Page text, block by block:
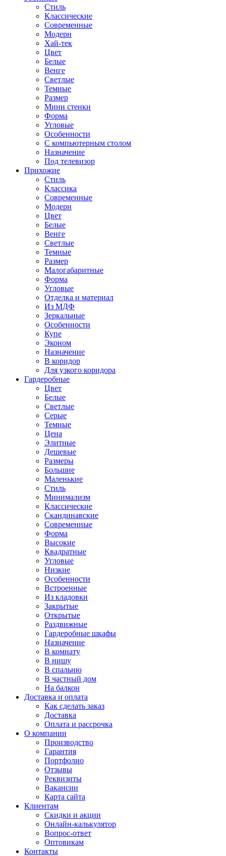
Стиль
Классические
Современные
Модерн
Хай-тек
Цвет
Белые
Венге
Светлые
Темные
Размер
Мини стенки
Форма
Угловые
Особенности
С компьютерным столом
Назначение
Под телевизор
Прихожие
Стиль
Классика
Современные
Модерн
Цвет
Белые
Венге
Светлые
Темные
Размер
Малогабаритные
Форма
Угловые
Отделка и материал
Из МДФ
Зеркальные
Особенности
Купе
Эконом
Назначение
В коридор
Для узкого коридора
Гардеробные
Цвет
Белые
Светлые
Серые
Темные
Цена
Элитные
Дешевые
Размеры
Большие
Маленькие
Стиль
Минимализм
Классические
Скандинавские
Современные
Форма
Высокие
Квадратные
Угловые
Низкие
Особенности
Встроенные
Из кладовки
Закрытые
Открытые
Раздвижные
Гардеробные шкафы
Назначение
В комнату
В нишу
В спальню
В частный дом
На балкон
Доставка и оплата
Как сделать заказ
Доставка
Оплата и рассрочка
О компании
Производство
Гарантия
Портфолио
Отзывы
Реквизиты
Вакансии
Карта сайта
Клиентам
Скидки и акции
Онлайн-калькулятор
Вопрос-ответ
Оптовикам
Контакты